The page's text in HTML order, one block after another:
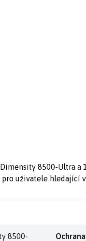
8500-Ultra a
uživatele hledající
8500-